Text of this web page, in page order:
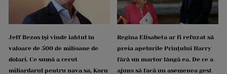
Jeff Bezos își vinde iahtul în
valoare de 500 de milioane de
dolari. Ce sumă a cerut
miliardarul pentru nava sa, Koru
Regina Elisabeta ar fi refuzat să
preia apelurile Prințului Harry
fără un martor lângă ea. De ce a
ajuns să facă un asemenea gest